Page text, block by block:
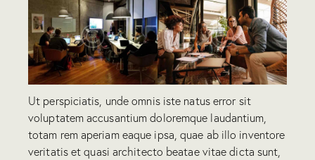
Ut perspiciatis, unde omnis iste natus error sit
voluptatem accusantium doloremque laudantium,
totam rem aperiam eaque ipsa, quae ab illo inventore
veritatis et quasi architecto beatae vitae dicta sunt,